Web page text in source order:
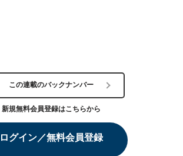
この連載のバックナンバー
新規無料会員登録はこちらから
ログイン／無料会員登録